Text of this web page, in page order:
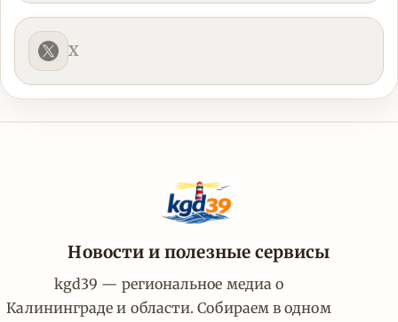
X
Новости и полезные сервисы
kgd39 — региональное медиа о
Калининграде и области. Собираем в одном